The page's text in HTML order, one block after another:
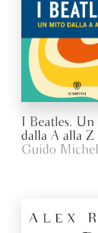
I Beatles.
dalla A alla Z
Guido